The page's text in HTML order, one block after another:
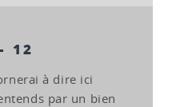
12
à dire ici
par un bien